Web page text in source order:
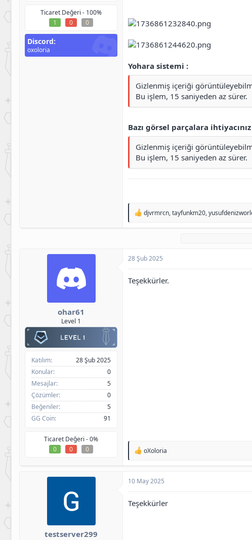
Ticaret Değeri - 100%
1
0 0
Discord
oxoloria
Yohara sistemi :
Gizlenmiş içeriği
Bu işlem, 15 saniyeden az sürer.
Bazı görsel parçalara
Gizlenmiş içeriği
Bu işlem, 15 saniyeden az sürer.
T
p
e
:
djvrmrcn,tayfunkm20,
ohar61
Level 1
Katılım
28 Şub 2025
Konular
0
Mesajlar
5
Çözümler
0
Beğeniler
5
GG Coin
91
Ticaret Değeri -0%
0
0 0
28 Şub 2025
Teşekkürler.
T
p
i
r
oXoloria
testserver299
10 May 2025
Teşekkürler